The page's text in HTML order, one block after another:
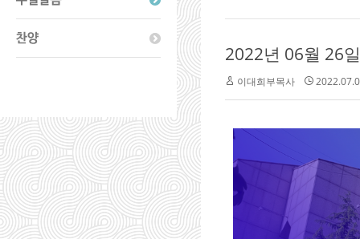
2022년 06월 26
이대희부목사